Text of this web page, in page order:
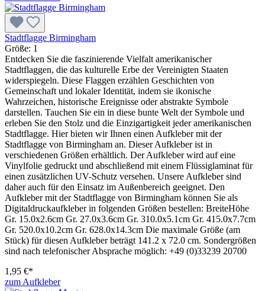
Stadtflagge Birmingham
Größe: 1
Entdecken Sie die faszinierende Vielfalt amerikanischer
Stadtflaggen, die das kulturelle Erbe der Vereinigten Staaten
widerspiegeln. Diese Flaggen erzählen Geschichten von
Gemeinschaft und lokaler Identität, indem sie ikonische
Wahrzeichen, historische Ereignisse oder abstrakte Symbole
darstellen. Tauchen Sie ein in diese bunte Welt der Symbole und
erleben Sie den Stolz und die Einzigartigkeit jeder amerikanischen
Stadtflagge. Hier bieten wir Ihnen einen Aufkleber mit der
Stadtflagge von Birmingham an. Dieser Aufkleber ist in
verschiedenen Größen erhältlich. Der Aufkleber wird auf eine
Vinylfolie gedruckt und abschließend mit einem Flüssiglaminat für
einen zusätzlichen UV-Schutz versehen. Unsere Aufkleber sind
daher auch für den Einsatz im Außenbereich geeignet. Den
Aufkleber mit der Stadtflagge von Birmingham können Sie als
Digitaldruckaufkleber in folgenden Größen bestellen: BreiteHöhe
Gr. 15.0x2.6cm Gr. 27.0x3.6cm Gr. 310.0x5.1cm Gr. 415.0x7.7cm
Gr. 520.0x10.2cm Gr. 628.0x14.3cm Die maximale Größe (am
Stück) für diesen Aufkleber beträgt 141.2 x 72.0 cm. Sondergrößen
sind nach telefonischer Absprache möglich: +49 (0)33239 20700
1,95 €*
zum Aufkleber